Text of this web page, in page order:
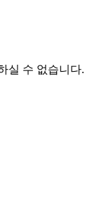
실 수 없습니다.